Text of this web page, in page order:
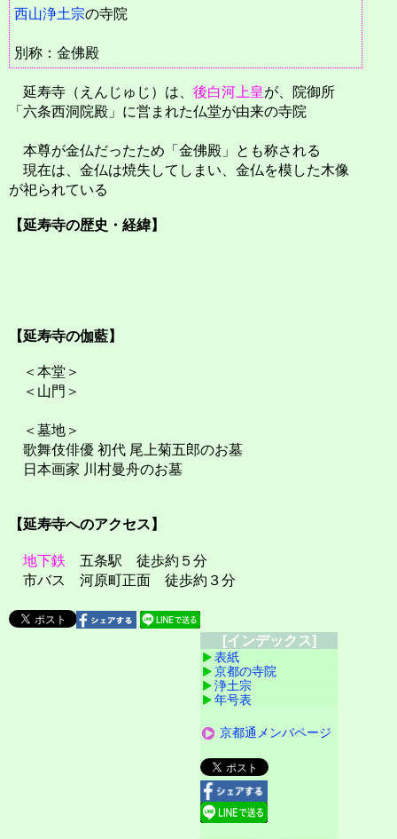
西山浄土宗の寺院
別称：金佛殿
延寿寺（えんじゅじ）は、 後白河上皇が、院御所
「六条西洞院殿」に営まれた仏堂が由来の寺院
本尊が金仏だったため「金佛殿」とも称される
現在は、金仏は焼失してしまい、金仏を模した木像
が祀られている
【延寿寺の歴史・経緯】
【延寿寺の伽藍】
＜本堂＞
＜山門＞
＜墓地＞
歌舞伎俳優 初代 尾上菊五郎のお墓
日本画家 川村曼舟のお墓
【延寿寺へのアクセス】
地下鉄 五条駅 徒歩約５分
市バス 河原町正面 徒歩約３分
[インデックス]
表紙
京都の寺院
浄土宗
年号表
京都通メンバページ